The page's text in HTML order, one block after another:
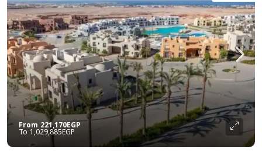
From 221,170EGP
1,029,885EGP